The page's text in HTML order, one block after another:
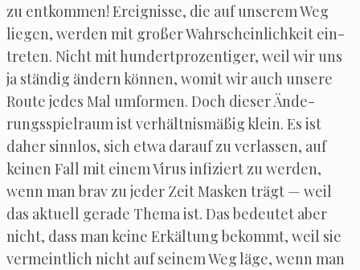
zu ent­kom­men! Ereig­nis­se, die auf unse­rem Weg
lie­gen, wer­den mit gro­ßer Wahr­schein­lich­keit ein­
tre­ten. Nicht mit hun­dert­pro­zen­ti­ger, weil wir uns
ja stän­dig ändern kön­nen, womit wir auch unse­re
Rou­te jedes Mal umfor­men. Doch die­ser Ände­
rungs­spiel­raum ist ver­hält­nis­mä­ßig klein. Es ist
daher sinn­los, sich etwa dar­auf zu ver­las­sen, auf
kei­nen Fall mit einem Virus infi­ziert zu wer­den,
wenn man brav zu jeder Zeit Mas­ken trägt — weil
das aktu­ell gera­de The­ma ist. Das bedeu­tet aber
nicht, dass man kei­ne Erkäl­tung bekommt, weil sie
ver­meint­lich nicht auf sei­nem Weg läge, wenn man